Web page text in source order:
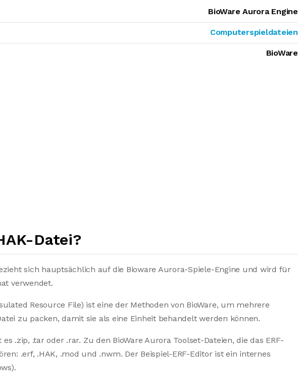
BioWare Aurora Engine
Computerspieldateien
BioWare
Datei?
sich hauptsächlich auf die Bioware Aurora-Spiele-Engine und wird für
verwendet.
Resource File) ist eine der Methoden von BioWare, um mehrere
zu packen, damit sie als eine Einheit behandelt werden können.
.zip, .tar oder .rar. Zu den BioWare Aurora Toolset-Dateien, die das ERF-
.erf, .HAK, .mod und .nwm. Der Beispiel-ERF-Editor ist ein internes